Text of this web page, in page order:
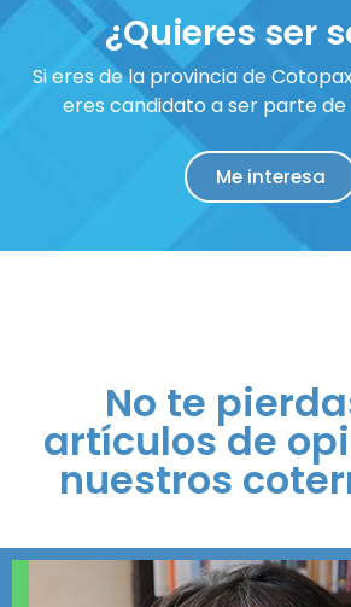
¿Quieres ser
Si eres de la provincia de
eres candidato a ser parte de
Me interesa
No te
artículos de
nuestros